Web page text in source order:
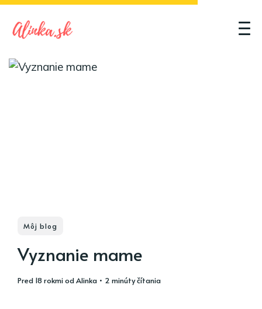
Môj blog
Vyznanie mame
pred 18 rokmiodAlinka • 2 minúty čítania